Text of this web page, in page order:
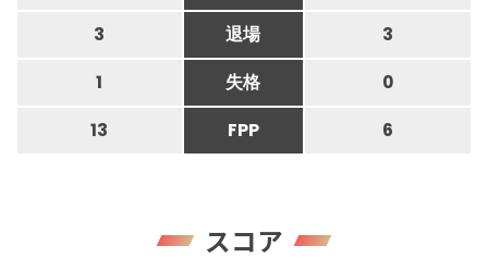
3 退場 3
1 失格 0
13 FPP 6
スコア